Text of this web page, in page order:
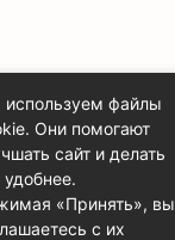
файлы
Они помогают
сайт и делать
удобнее.
«Принять», вы
с их